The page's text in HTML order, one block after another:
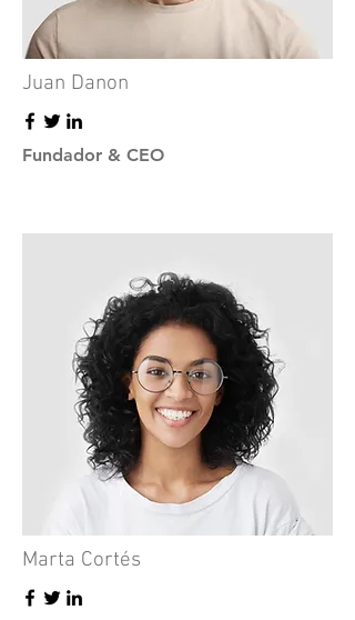
Juan Danon
Fundador & CEO
Marta Cortés